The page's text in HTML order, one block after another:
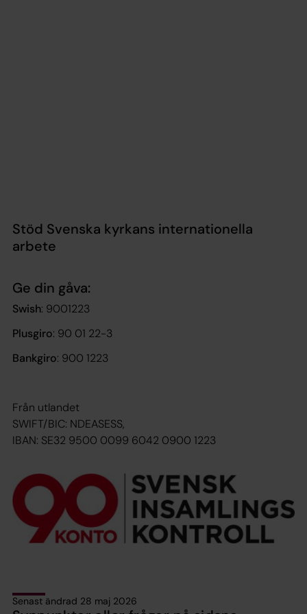
Stöd Svenska kyrkans internationella
arbete
Ge din gåva:
Swish: 9001223
Plusgiro: 90 01 22-3
Bankgiro: 900 1223
Från utlandet
SWIFT/BIC: NDEASESS,
IBAN: SE32 9500 0099 6042 0900 1223
Senast ändrad 28 maj 2026